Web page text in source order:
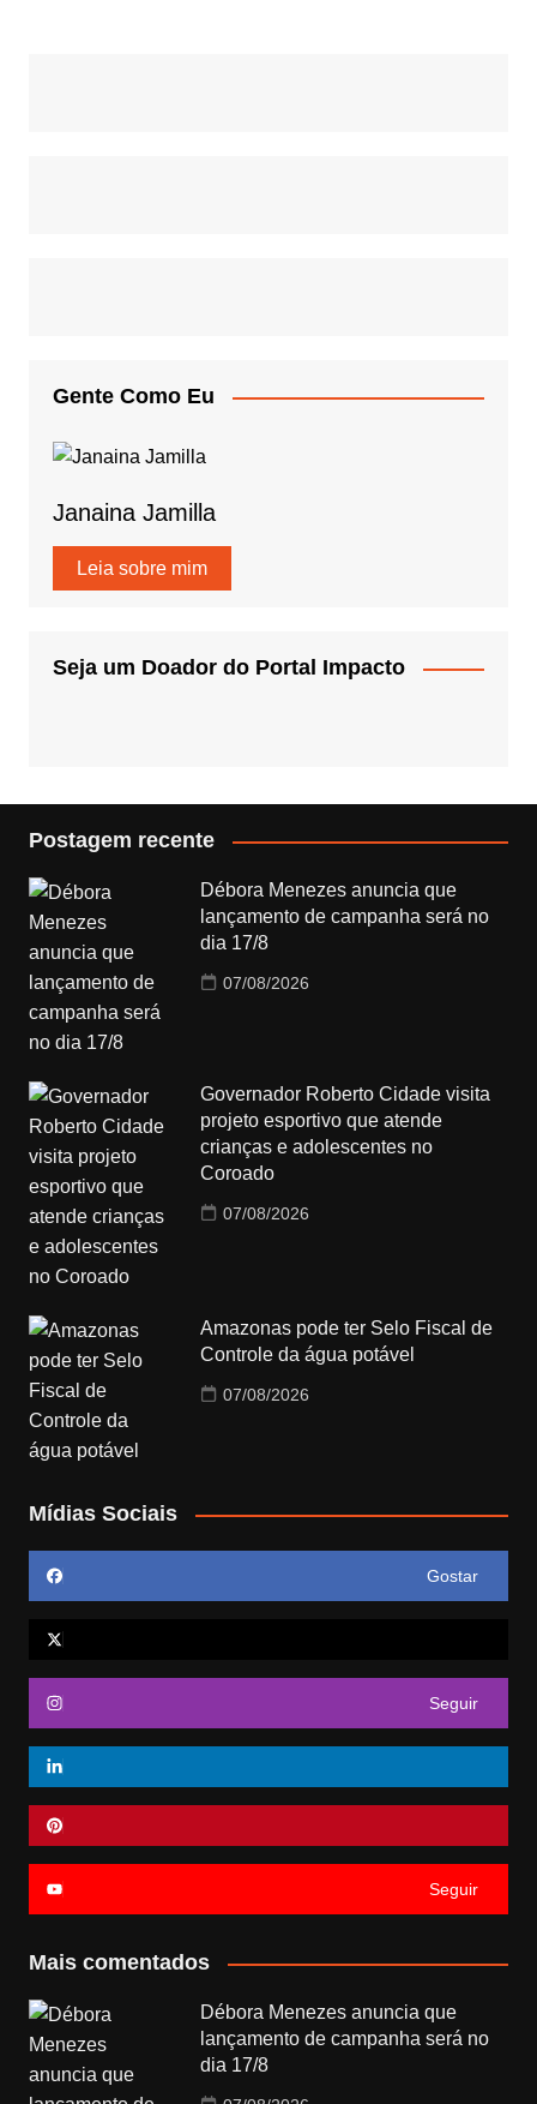
Gente Como Eu
Janaina Jamilla
Leia sobre mim
Seja um Doador do Portal Impacto
Postagem recente
Débora Menezes anuncia que
lançamento de campanha será no
dia 17/8
07/08/2026
Governador Roberto Cidade visita
projeto esportivo que atende
crianças e adolescentes no
Coroado
07/08/2026
Amazonas pode ter Selo Fiscal de
Controle da água potável
07/08/2026
Mídias Sociais
Gostar
Seguir
Seguir
Mais comentados
Débora Menezes anuncia que
lançamento de campanha será no
dia 17/8